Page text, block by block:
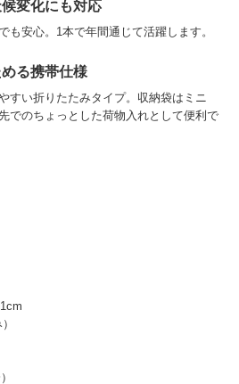
変化にも対応
も安心。1本で年間通じて活躍します。
る携帯仕様
すい折りたたみタイプ。収納袋はミニ
でのちょっとした荷物入れとして便利で